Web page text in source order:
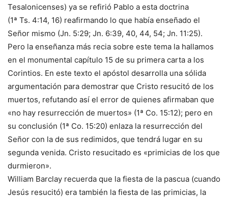
Tesalonicenses) ya se refirió Pablo a esta doctrina
(1ª Ts. 4:14, 16) reafirmando lo que había enseñado el
Señor mismo (Jn. 5:29; Jn. 6:39, 40, 44, 54; Jn. 11:25).
Pero la enseñanza más recia sobre este tema la hallamos
en el monumental capítulo 15 de su primera carta a los
Corintios. En este texto el apóstol desarrolla una sólida
argumentación para demostrar que Cristo resucitó de los
muertos, refutando así el error de quienes afirmaban que
«no hay resurrección de muertos» (1ª Co. 15:12); pero en
su conclusión (1ª Co. 15:20) enlaza la resurrección del
Señor con la de sus redimidos, que tendrá lugar en su
segunda venida. Cristo resucitado es «primicias de los que
durmieron».
William Barclay recuerda que la fiesta de la pascua (cuando
Jesús resucitó) era también la fiesta de las primicias, la